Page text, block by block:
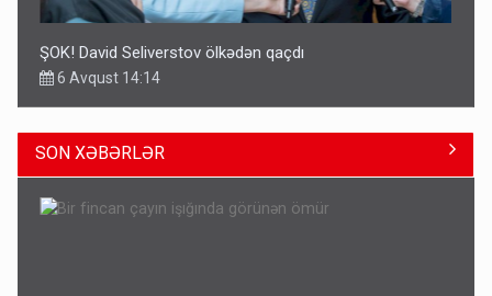
ŞOK! David Seliverstov ölkədən qaçdı
6 Avqust 14:14
SON XƏBƏRLƏR